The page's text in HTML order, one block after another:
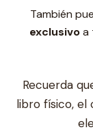
También
exclusivoa
Recuerda
libro físico, el